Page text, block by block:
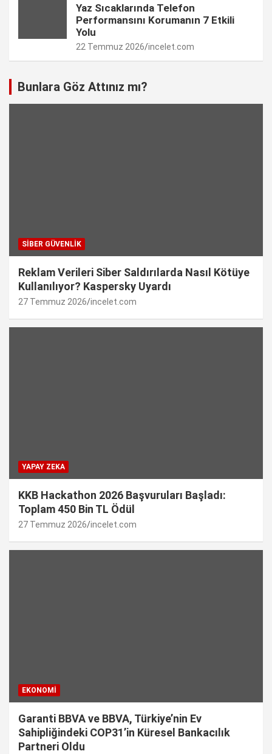
Yaz Sıcaklarında Telefon
Performansını Korumanın 7 Etkili
Yolu
22 Temmuz 2026 incelet.com
Bunlara Göz Attınız mı?
SIBER GÜVENLIK
Reklam Verileri Siber Saldırılarda Nasıl Kötüye
Kullanılıyor? Kaspersky Uyardı
27 Temmuz 2026 incelet.com
YAPAY ZEKA
KKB Hackathon 2026 Başvuruları Başladı:
Toplam 450 Bin TL Ödül
27 Temmuz 2026 incelet.com
EKONOMI
Garanti BBVA ve BBVA, Türkiye’nin Ev
Sahipliğindeki COP31’in Küresel Bankacılık
Partneri Oldu